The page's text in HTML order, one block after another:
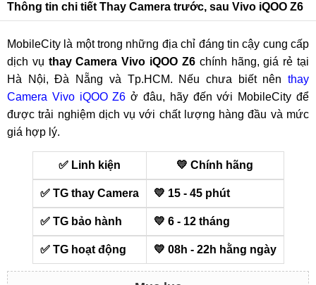
Thông tin chi tiết Thay Camera trước, sau Vivo iQOO Z6
MobileCity là một trong những địa chỉ đáng tin cậy cung cấp
dịch vụ thay Camera Vivo iQOO Z6chính hãng, giá rẻ tại
Hà Nội, Đà Nẵng và Tp.HCM. Nếu chưa biết nên thay
Camera Vivo iQOO Z6 ở đâu, hãy đến với MobileCity để
được trải nghiệm dịch vụ với chất lượng hàng đầu và mức
giá hợp lý.
✅ Linh kiện 💛 Chính hãng
✅ TG thay Camera 💛 15 - 45 phút
✅ TG bảo hành 💛 6 - 12 tháng
✅ TG hoạt động 💛 08h - 22h hằng ngày